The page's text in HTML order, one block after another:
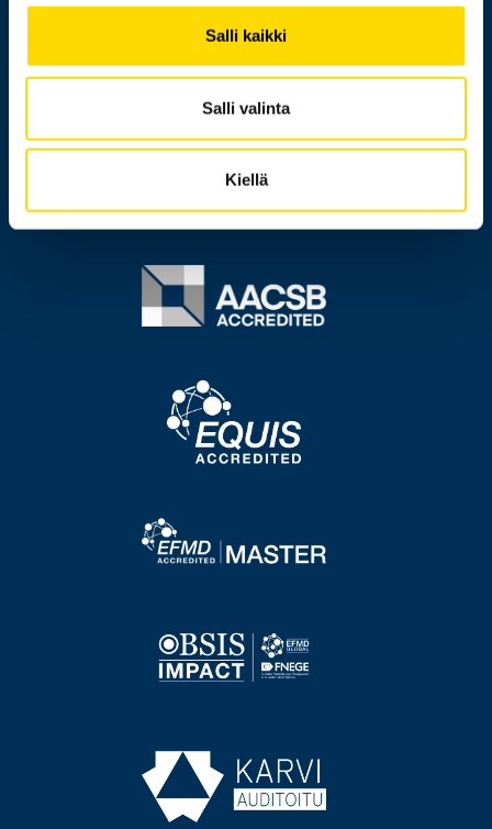
Salli kaikki
Salli valinta
Kiellä
Messi
Tietoa sivustosta
Ilmoituskanava
Image
Image
Image
Image
Image